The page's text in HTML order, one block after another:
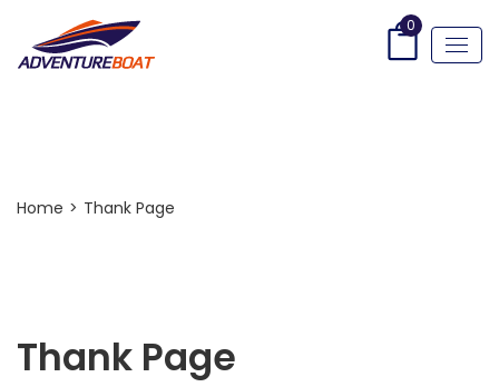
0
Home > Thank Page
Thank Page